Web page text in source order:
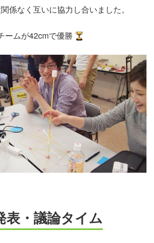
係なく互いに協力し合いました。
ームが42cmで優勝
表・議論タイム